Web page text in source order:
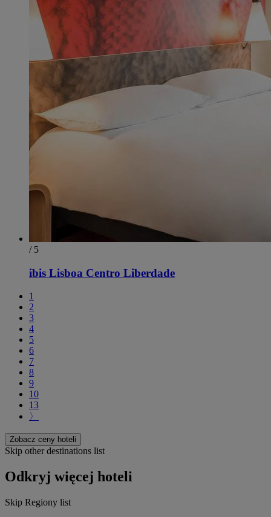
/ 5
ibis Lisboa Centro Liberdade
1
2
3
4
5
6
7
8
9
10
13
〉
Zobacz ceny hoteli
Skip other destinations list
Odkryj więcej hoteli
Skip Regiony list